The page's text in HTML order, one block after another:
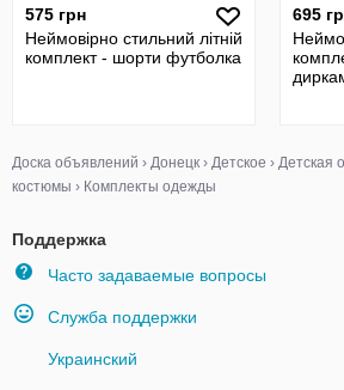
575 грн
Неймовірно стильний літній
комплект - шорти футболка
695
Доска объявлений › Донецк › Детское › Детская
костюмы › Комплекты одежды
Поддержка
Часто задаваемые вопросы
Служба поддержки
Украинский